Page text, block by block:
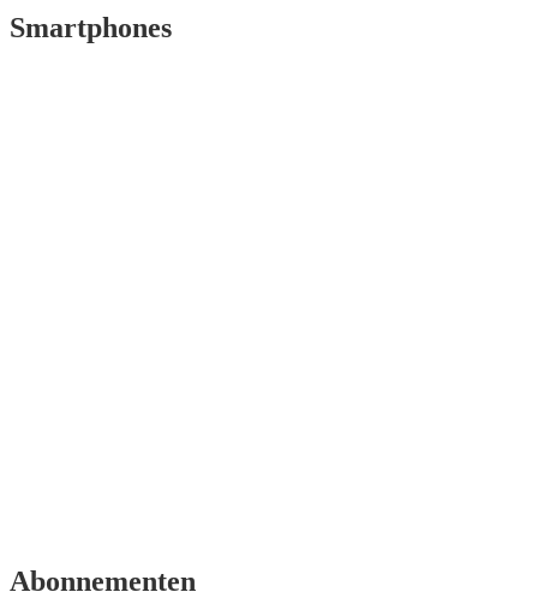
Smartphones
Abonnementen